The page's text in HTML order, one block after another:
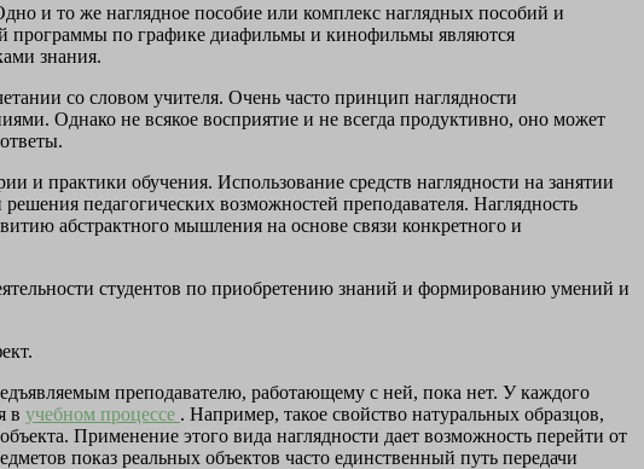
и то же наглядное пособие или комплекс наглядных пособий и
программы по графике диафильмы и кинофильмы являются
знания.
со словом учителя. Очень часто принцип наглядности
Однако не всякое восприятие и не всегда продуктивно, оно может
и практики обучения. Использование средств наглядности на занятии
педагогических возможностей преподавателя. Наглядность
абстрактного мышления на основе связи конкретного и
студентов по приобретению знаний и формированию умений и
преподавателю, работающему с ней, пока нет. У каждого
в учебном процессе . Например, такое свойство натуральных образцов,
Применение этого вида наглядности дает возможность перейти от
показ реальных объектов часто единственный путь передачи